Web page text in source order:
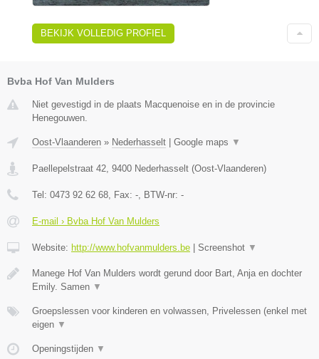
BEKIJK VOLLEDIG PROFIEL
Bvba Hof Van Mulders
Niet gevestigd in de plaats Macquenoise en in de provincie
Henegouwen.
Oost-Vlaanderen » Nederhasselt Google maps ▼
Paellepelstraat 42, 9400 Nederhasselt (Oost-Vlaanderen)
Tel: 0473 92 62 68, Fax: -, BTW-nr: -
E-mail › Bvba Hof Van Mulders
Website: http://www.hofvanmulders.be Screenshot ▼
Manege Hof Van Mulders wordt gerund door Bart, Anja en dochter
Emily. Samen ▼
Groepslessen voor kinderen en volwassen, Privelessen (enkel met
eigen ▼
Openingstijden ▼